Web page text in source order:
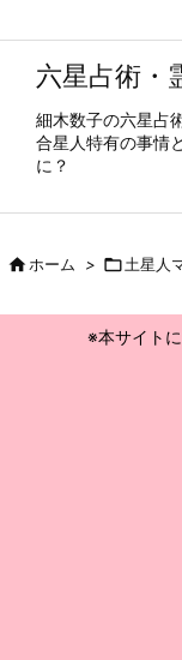
六星占術・
細木数子の六星占
合星人特有の事情
に？
ホーム > 土星人
※本サイト